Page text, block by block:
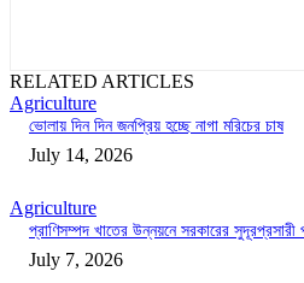
RELATED ARTICLES
Agriculture
ভোলায় দিন দিন জনপ্রিয় হচ্ছে নাগা মরিচের চাষ
July 14, 2026
Agriculture
প্রাণিসম্পদ খাতের উন্নয়নে সরকারের সুদূরপ্রসারী
July 7, 2026